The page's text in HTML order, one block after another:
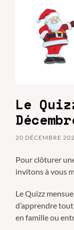
Le
20 DÉCEMBRE
Pour clôturer
invitons à vous
Le Quizz
d’apprendre
en famille ou